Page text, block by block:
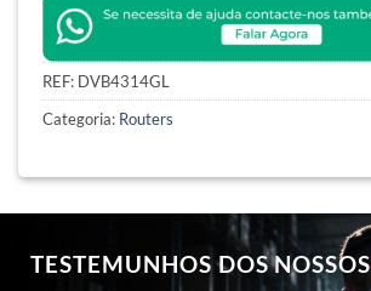
REF: DVB4314GL
Categoria: Routers
TESTEMUNHOS DOS NOSSOS